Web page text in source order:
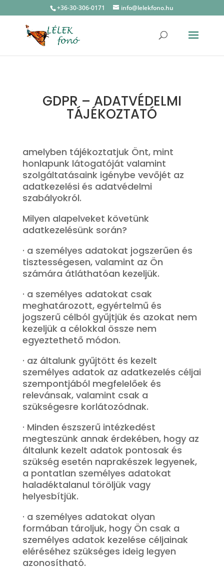
+36-30-306-0171 info@lelekfono.hu
GDPR – ADATVÉDELMI
TÁJÉKOZTATÓ
amelyben tájékoztatjuk Önt, mint
honlapunk látogatóját valamint
szolgáltatásaink igénybe vevőjét az
adatkezelési és adatvédelmi
szabályokról.
Milyen alapelveket követünk
adatkezelésünk során?
· a személyes adatokat jogszerűen és
tisztességesen, valamint az Ön
számára átláthatóan kezeljük.
· a személyes adatokat csak
meghatározott, egyértelmű és
jogszerű célból gyűjtjük és azokat nem
kezeljük a célokkal össze nem
egyeztethető módon.
· az általunk gyűjtött és kezelt
személyes adatok az adatkezelés céljai
szempontjából megfelelőek és
relevánsak, valamint csak a
szükségesre korlátozódnak.
· Minden észszerű intézkedést
megteszünk annak érdekében, hogy az
általunk kezelt adatok pontosak és
szükség esetén naprakészek legyenek,
a pontatlan személyes adatokat
haladéktalanul töröljük vagy
helyesbítjük.
· a személyes adatokat olyan
formában tároljuk, hogy Ön csak a
személyes adatok kezelése céljainak
eléréséhez szükséges ideig legyen
azonosítható.